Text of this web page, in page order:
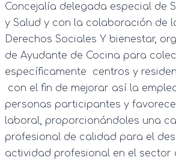
Concejalía delegada especial de
y Salud y con la colaboración de
Derechos Sociales Y bienestar,
de Ayudante de Cocina para
específicamente centros y
con el fin de mejorar así la
personas participantes y
laboral, proporcionándoles una
profesional de calidad para el
actividad profesional en el sector